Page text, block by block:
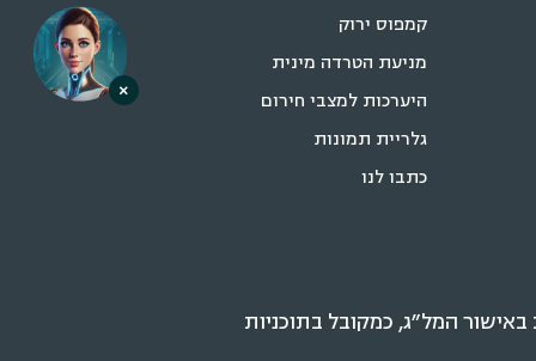
קמפוס ירוק
מניעת הטרדה מינית
היערכות למצבי חירום
גלריית תמונות
כתבו לנו
המל״ג, כמקובל בתוכניות
×